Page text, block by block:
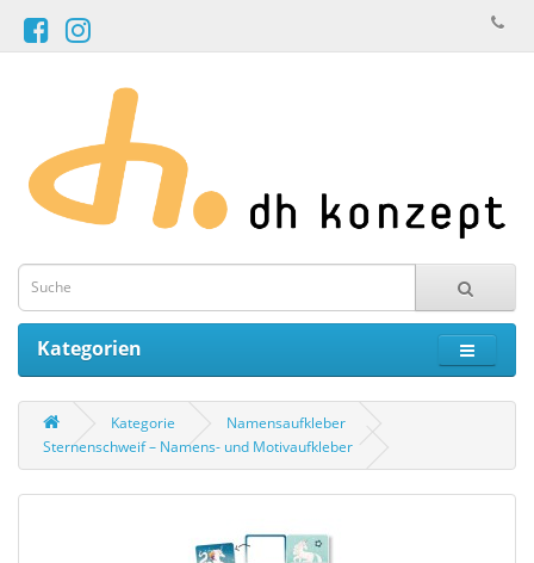
Kategorien
Kategorie
Namensaufkleber
Sternenschweif – Namens- und Motivaufkleber